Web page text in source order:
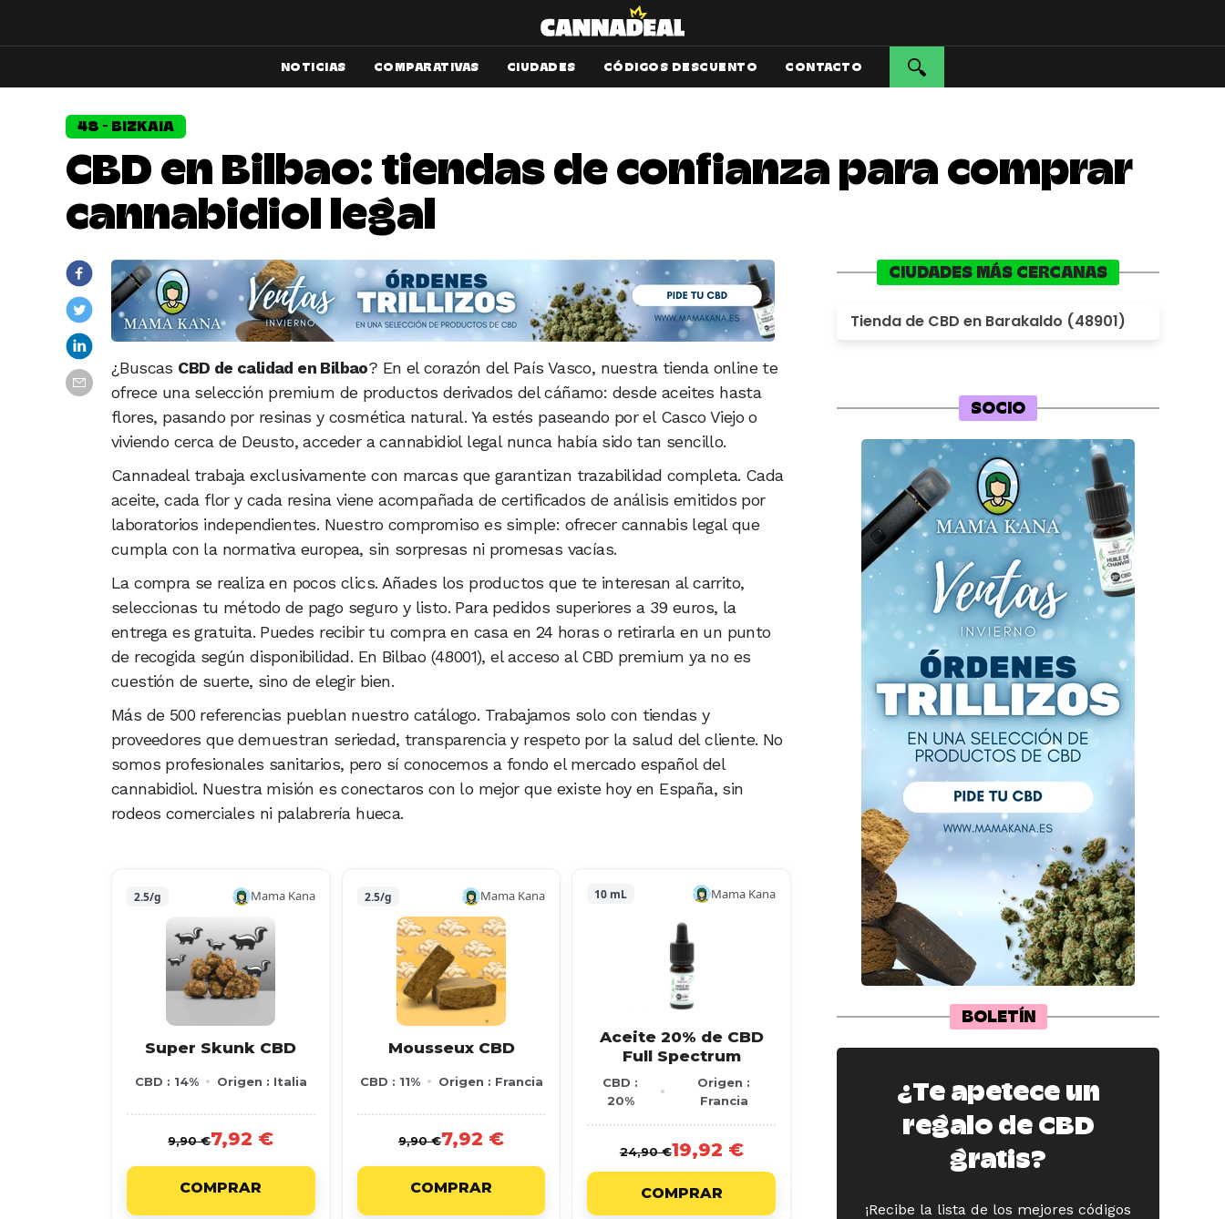
NOTICIAS COMPARATIVAS CIUDADES CÓDIGOS DESCUENTO CONTACTO
48 - BIZKAIA
CBD en Bilbao: tiendas de confianza para comprar
cannabidiol legal
¿Buscas CBD de calidad en Bilbao? En el corazón del País Vasco, nuestra tienda online te
ofrece una selección premium de productos derivados del cáñamo: desde aceites hasta
flores, pasando por resinas y cosmética natural. Ya estés paseando por el Casco Viejo o
viviendo cerca de Deusto, acceder a cannabidiol legal nunca había sido tan sencillo.
Cannadeal trabaja exclusivamente con marcas que garantizan trazabilidad completa. Cada
aceite, cada flor y cada resina viene acompañada de certificados de análisis emitidos por
laboratorios independientes. Nuestro compromiso es simple: ofrecer cannabis legal que
cumpla con la normativa europea, sin sorpresas ni promesas vacías.
La compra se realiza en pocos clics. Añades los productos que te interesan al carrito,
seleccionas tu método de pago seguro y listo. Para pedidos superiores a 39 euros, la
entrega es gratuita. Puedes recibir tu compra en casa en 24 horas o retirarla en un punto
de recogida según disponibilidad. En Bilbao (48001), el acceso al CBD premium ya no es
cuestión de suerte, sino de elegir bien.
Más de 500 referencias pueblan nuestro catálogo. Trabajamos solo con tiendas y
proveedores que demuestran seriedad, transparencia y respeto por la salud del cliente. No
somos profesionales sanitarios, pero sí conocemos a fondo el mercado español del
cannabidiol. Nuestra misión es conectaros con lo mejor que existe hoy en España, sin
rodeos comerciales ni palabrería hueca.
2.5/g Mama Kana
Super Skunk CBD
CBD : 14% Origen : Italia
9,90 €7,92 €
COMPRAR
2.5/g Mama Kana
Mousseux CBD
CBD : 11% Origen : Francia
9,90 €7,92 €
COMPRAR
10 mL Mama Kana
Aceite 20% de CBD
Full Spectrum
CBD :
20%
Origen :
Francia
24,90 €19,92 €
COMPRAR
CIUDADES MÁS CERCANAS
Tienda de CBD en Barakaldo (48901)
SOCIO
BOLETÍN
¿Te apetece un
regalo de CBD
gratis?
¡Recibe la lista de los mejores códigos